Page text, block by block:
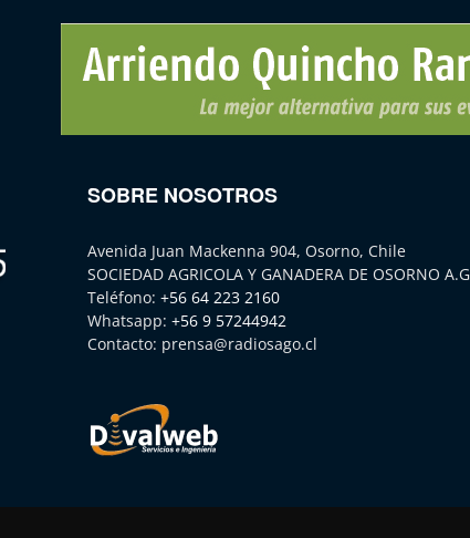
SOBRE NOSOTROS
Avenida Juan Mackenna 904, Osorno, Chile
SOCIEDAD AGRICOLA Y GANADERA DE OSORNO
Teléfono: +56 64 223 2160
Whatsapp: +56 9 57244942
Contacto: prensa@radiosago.cl